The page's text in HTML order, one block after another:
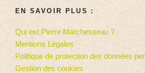
EN SAVOIR PLUS :
Qui est Pierre Marchesseau ?
Mentions Légales
Politique de protection des données
Gestion des cookies